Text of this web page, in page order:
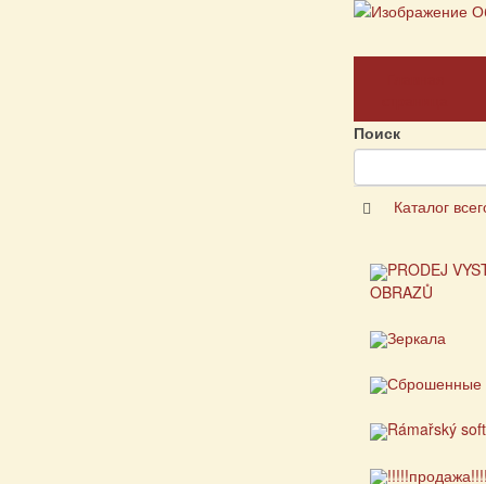
Поиск
Каталог
PRODEJ
OBRAZŮ
Зеркала
Сброшенные
Rámařský